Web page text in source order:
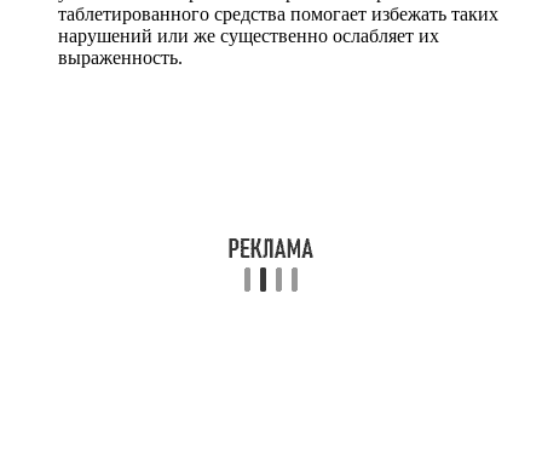
таблетированного средства помогает избежать таких
нарушений или же существенно ослабляет их
выраженность.